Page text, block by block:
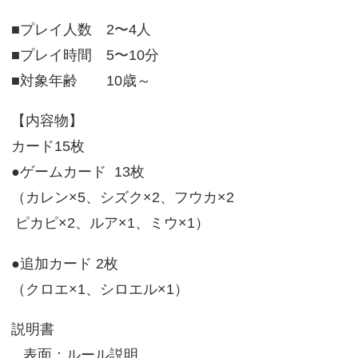
■プレイ人数 2〜4人
■プレイ時間 5〜10分
■対象年齢 10歳～
【内容物】
カード15枚
●ゲームカード 13枚
（カレン×5、シズク×2、フウカ×2
ピカピ×2、ルア×1、ミウ×1）
●追加カード 2枚
（クロエ×1、シロエル×1）
説明書
表面：ルール説明